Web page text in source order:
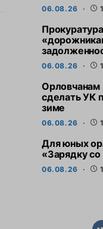
СВЕЖИЕ
выплаты
млн рублей
6
06.08.26 1
06.08.26 1
Орловчанам
сделать УК
зиме
06.08.26 1
Для юных
«Зарядку
06.08.26 1